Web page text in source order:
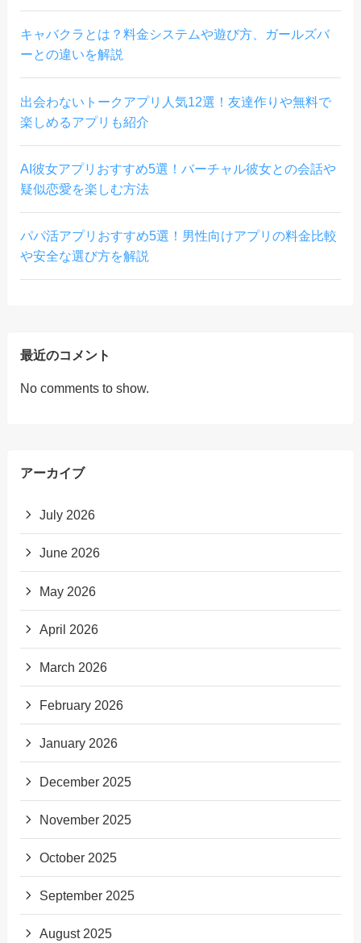
キャバクラとは？料金システムや遊び方、ガールズバ
ーとの違いを解説
出会わないトークアプリ人気12選！友達作りや無料で
楽しめるアプリも紹介
AI彼女アプリおすすめ5選！バーチャル彼女との会話や
疑似恋愛を楽しむ方法
パパ活アプリおすすめ5選！男性向けアプリの料金比較
や安全な選び方を解説
最近のコメント
No comments to show.
アーカイブ
July 2026
June 2026
May 2026
April 2026
March 2026
February 2026
January 2026
December 2025
November 2025
October 2025
September 2025
August 2025